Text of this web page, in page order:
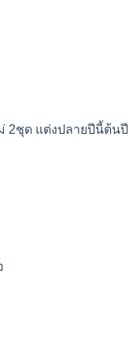
2ชุด แต่งปลายปีนี้ต้นปี